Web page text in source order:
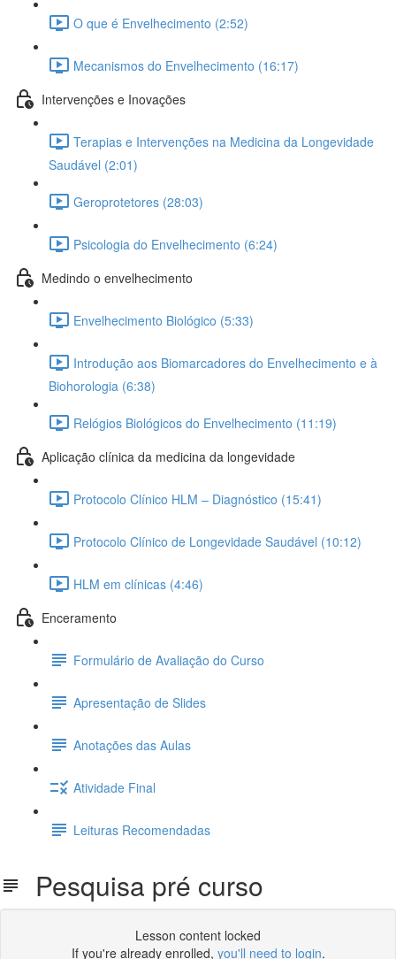
O que é Envelhecimento (2:52)
Mecanismos do Envelhecimento (16:17)
Intervenções e Inovações
Terapias e Intervenções na Medicina da Longevidade
Saudável (2:01)
Geroprotetores (28:03)
Psicologia do Envelhecimento (6:24)
Medindo o envelhecimento
Envelhecimento Biológico (5:33)
Introdução aos Biomarcadores do Envelhecimento e à
Biohorologia (6:38)
Relógios Biológicos do Envelhecimento (11:19)
Aplicação clínica da medicina da longevidade
Protocolo Clínico HLM – Diagnóstico (15:41)
Protocolo Clínico de Longevidade Saudável (10:12)
HLM em clínicas (4:46)
Enceramento
Formulário de Avaliação do Curso
Apresentação de Slides
Anotações das Aulas
Atividade Final
Leituras Recomendadas
Pesquisa pré curso
Lesson content locked
If you're already enrolled, you'll need to login.